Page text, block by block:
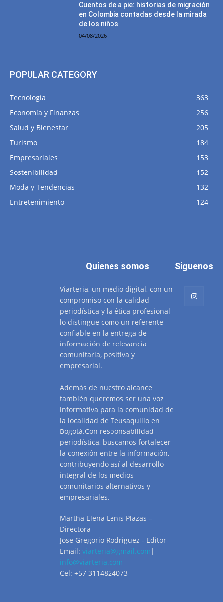
Cuentos de a pie: historias de migración
en Colombia contadas desde la mirada
de los niños
04/08/2026
POPULAR CATEGORY
Tecnología
363
Economía y Finanzas
256
Salud y Bienestar
205
Turismo
184
Empresariales
153
Sostenibilidad
152
Moda y Tendencias
132
Entretenimiento
124
Quienes somos
Viarteria, un medio digital, con un
compromiso con la calidad
periodística y la ética profesional
lo distingue como un referente
confiable en la entrega de
información de relevancia
comunitaria, positiva y
empresarial.
Además de nuestro alcance
también queremos ser una voz
informativa para la comunidad de
la localidad de Teusaquillo en
Bogotá.Con responsabilidad
periodística, buscamos fortalecer
la conexión entre la información,
contribuyendo así al desarrollo
integral de los medios
comunitarios alternativos y
empresariales.
Martha Elena Lenis Plazas –
Directora
Jose Gregorio Rodriguez - Editor
Email: viarteria@gmail.com |
info@viarteria.com
Cel: +57 3114824073
Siguenos